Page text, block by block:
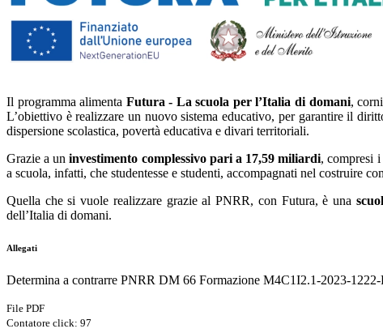
Il programma alimenta Futura - La scuola per l’Italia di domani,
L’obiettivo è realizzare un nuovo sistema educativo, per garantire il
dispersione scolastica, povertà educativa e divari territoriali.
Grazie a un investimento complessivo pari a 17,59 miliardi, compresi i
a scuola, infatti, che studentesse e studenti, accompagnati nel costruire
Quella che si vuole realizzare grazie al PNRR, con Futura, è una
dell’Italia di domani.
Allegati
Determina a contrarre PNRR DM 66 Formazione M4C1I2.1-2023-1222-
File PDF
Contatore click: 97